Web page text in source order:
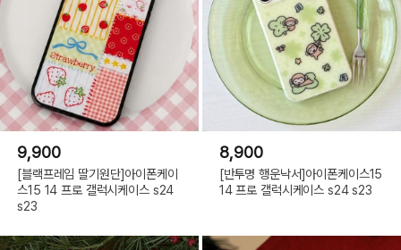
9,900
[블랙프레임 딸기원단]아이폰케이
스15 14 프로 갤럭시케이스 s24
s23
8,900
[반투명 행운낙서]아이폰케이스15
14 프로 갤럭시케이스 s24 s23